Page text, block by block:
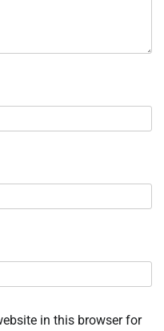
in this browser for